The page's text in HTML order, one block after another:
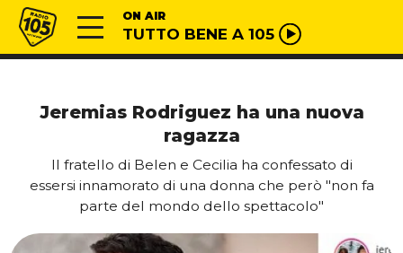
Vai al contenuto
Radio 105 ON AIR
TUTTO BENE A 105
Jeremias Rodriguez ha una nuova
ragazza
Il fratello di Belen e Cecilia ha confessato di
essersi innamorato di una donna che però "non fa
parte del mondo dello spettacolo"